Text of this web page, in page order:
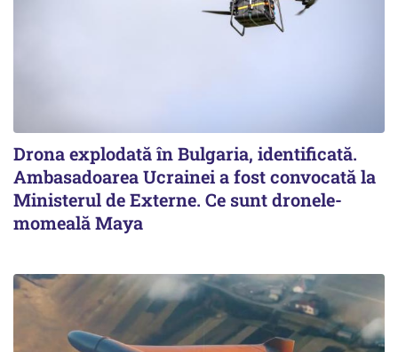
Drona explodată în Bulgaria, identificată.
Ambasadoarea Ucrainei a fost convocată la
Ministerul de Externe. Ce sunt dronele-
momeală Maya